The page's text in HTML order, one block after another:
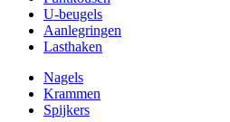
U-beugels
Aanlegringen
Lasthaken
Nagels
Krammen
Spijkers